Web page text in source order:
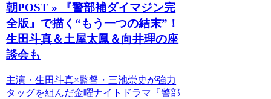
朝POST » 『警部補ダイマジン完
全版』で描く“もう一つの結末”！
生田斗真＆土屋太鳳＆向井理の座
談会も
主演・生田斗真×監督・三池崇史が強力
タッグを組んだ金曜ナイトドラマ『警部